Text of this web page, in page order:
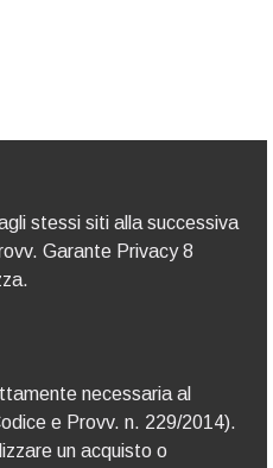
stessi siti alla successiva
Garante Privacy 8
necessaria al
e Provv. n. 229/2014).
un acquisto o